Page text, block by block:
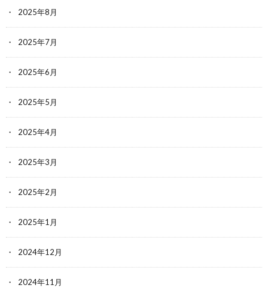
2025年8月
2025年7月
2025年6月
2025年5月
2025年4月
2025年3月
2025年2月
2025年1月
2024年12月
2024年11月